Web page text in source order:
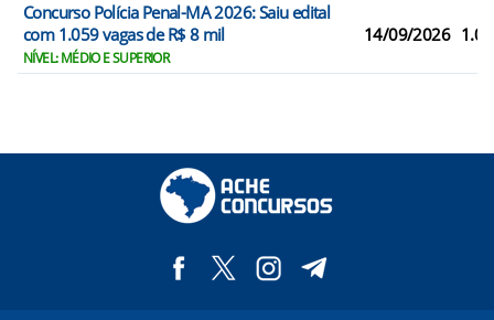
Concurso Polícia Penal-MA 2026: Saiu edital
com 1.059 vagas de R$ 8 mil
NÍVEL: MÉDIO E SUPERIOR
14/09/2026